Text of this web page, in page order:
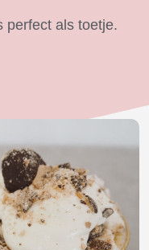
perfect als toetje.